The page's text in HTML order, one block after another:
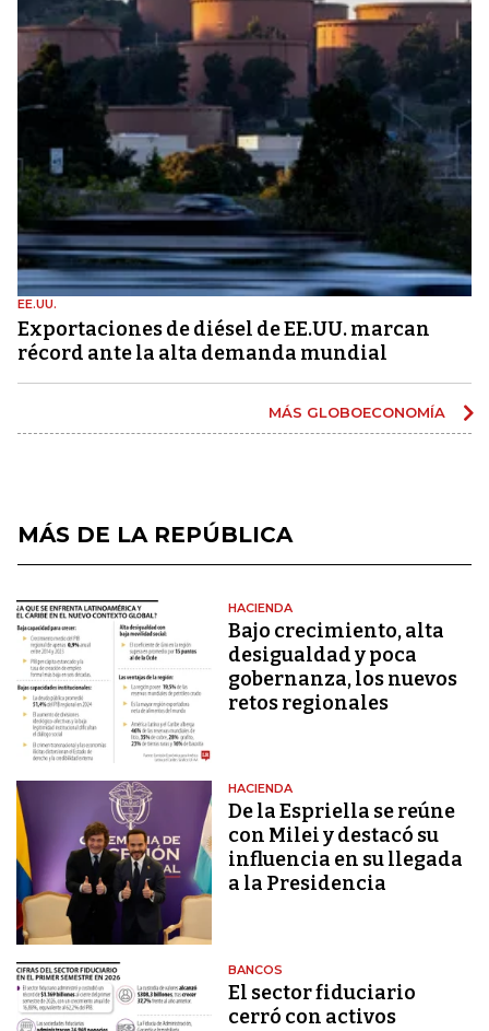
EE.UU.
Exportaciones de diésel de EE.UU. marcan
récord ante la alta demanda mundial
MÁS GLOBOECONOMÍA
MÁS DE LA REPÚBLICA
HACIENDA
Bajo crecimiento, alta
desigualdad y poca
gobernanza, los nuevos
retos regionales
HACIENDA
De la Espriella se reúne
con Milei y destacó su
influencia en su llegada
a la Presidencia
BANCOS
El sector fiduciario
cerró con activos